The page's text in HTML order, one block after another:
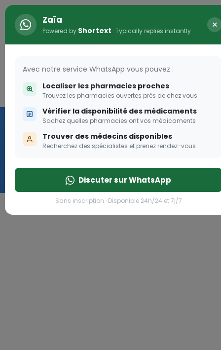
Connexion
Vaccination
Zaïa
Powered by Shortext · Typically replies instantly ×
Avec notre service WhatsApp vous pouvez :
Localiser les pharmacies proches
Trouvez les pharmacies ouvertes près de chez vous
Vérifier la disponibilité des médicaments
Sachez quelles pharmacies ont vos médicaments
Trouver des médecins disponibles
Recherchez des spécialistes et prenez rendez-vous
Discuter sur WhatsApp
Sans inscription · Disponible 24h/24 et 7j/7